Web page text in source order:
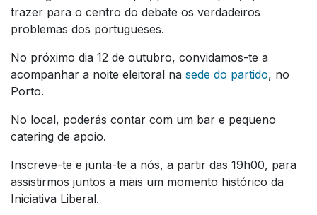
trazer para o centro do debate os verdadeiros
problemas dos portugueses.
No próximo dia 12 de outubro, convidamos-te a
acompanhar a noite eleitoral na sede do partido, no
Porto.
No local, poderás contar com um bar e pequeno
catering de apoio.
Inscreve-te e junta-te a nós, a partir das 19h00, para
assistirmos juntos a mais um momento histórico da
Iniciativa Liberal.